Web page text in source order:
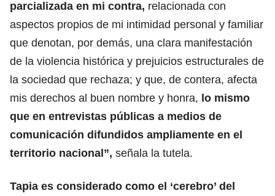
parcializada en mi contra, relacionada con
aspectos propios de mi intimidad personal y familiar
que denotan, por demás, una clara manifestación
de la violencia histórica y prejuicios estructurales de
la sociedad que rechaza; y que, de contera, afecta
mis derechos al buen nombre y honra, lo mismo
que en entrevistas públicas a medios de
comunicación difundidos ampliamente en el
territorio nacional”, señala la tutela.
Tapia es considerado como el ‘cerebro’ del